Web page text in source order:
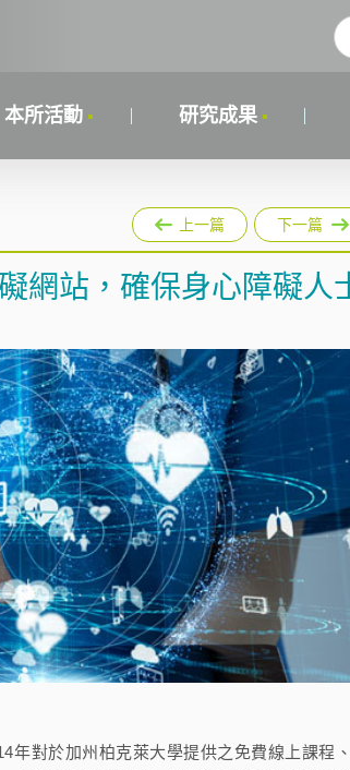
本所活動 研究成果
上一篇 下一篇
網站，確保身心障礙人
對於加州柏克萊大學提供之免費線上課程